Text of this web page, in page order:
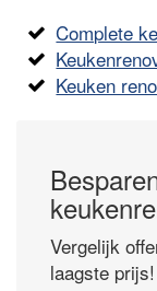
Complete
Keuken
Vergelijk
laagste prijs!